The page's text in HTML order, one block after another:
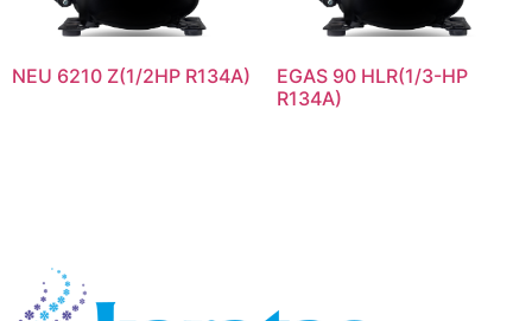
NEU 6210 Z(1/2HP R134A)
EGAS 90 HLR(1/3-HP
R134A)